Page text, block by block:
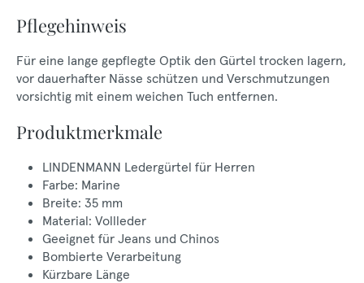
Pflegehinweis
Für eine lange gepflegte Optik den Gürtel trocken lagern,
vor dauerhafter Nässe schützen und Verschmutzungen
vorsichtig mit einem weichen Tuch entfernen.
Produktmerkmale
LINDENMANN Ledergürtel für Herren
Farbe: Marine
Breite: 35 mm
Material: Vollleder
Geeignet für Jeans und Chinos
Bombierte Verarbeitung
Kürzbare Länge